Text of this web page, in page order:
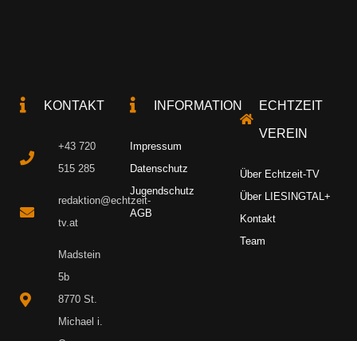
KONTAKT
+43 720
515 285
redaktion@echtzeit-
tv.at
Madstein
5b
8770 St.
Michael i.
INFORMATION
Impressum
Datenschutz
Jugendschutz
AGB
ECHTZEIT
VEREIN
Über Echtzeit-TV
Über LIESINGTAL+
Kontakt
Team